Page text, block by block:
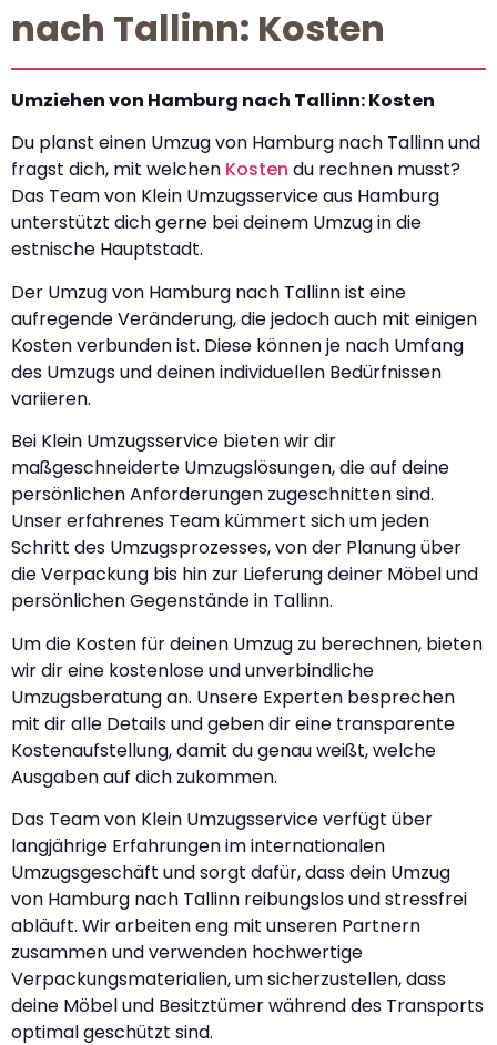
nach Tallinn: Kosten
Umziehen von Hamburg nach Tallinn: Kosten
Du planst einen Umzug von Hamburg nach Tallinn und
fragst dich, mit welchen Kosten du rechnen musst?
Das Team von Klein Umzugsservice aus Hamburg
unterstützt dich gerne bei deinem Umzug in die
estnische Hauptstadt.
Der Umzug von Hamburg nach Tallinn ist eine
aufregende Veränderung, die jedoch auch mit einigen
Kosten verbunden ist. Diese können je nach Umfang
des Umzugs und deinen individuellen Bedürfnissen
variieren.
Bei Klein Umzugsservice bieten wir dir
maßgeschneiderte Umzugslösungen, die auf deine
persönlichen Anforderungen zugeschnitten sind.
Unser erfahrenes Team kümmert sich um jeden
Schritt des Umzugsprozesses, von der Planung über
die Verpackung bis hin zur Lieferung deiner Möbel und
persönlichen Gegenstände in Tallinn.
Um die Kosten für deinen Umzug zu berechnen, bieten
wir dir eine kostenlose und unverbindliche
Umzugsberatung an. Unsere Experten besprechen
mit dir alle Details und geben dir eine transparente
Kostenaufstellung, damit du genau weißt, welche
Ausgaben auf dich zukommen.
Das Team von Klein Umzugsservice verfügt über
langjährige Erfahrungen im internationalen
Umzugsgeschäft und sorgt dafür, dass dein Umzug
von Hamburg nach Tallinn reibungslos und stressfrei
abläuft. Wir arbeiten eng mit unseren Partnern
zusammen und verwenden hochwertige
Verpackungsmaterialien, um sicherzustellen, dass
deine Möbel und Besitztümer während des Transports
optimal geschützt sind.